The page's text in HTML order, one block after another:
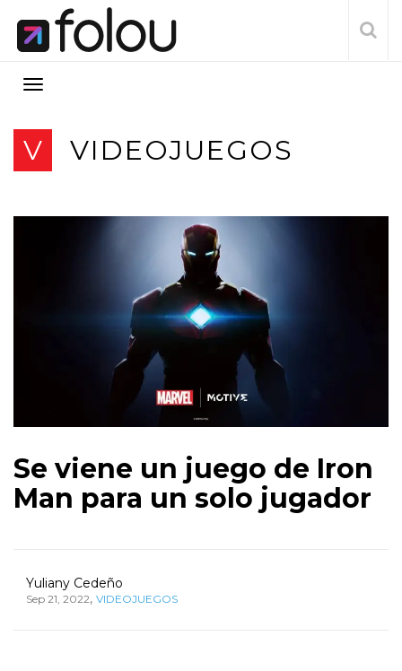
V VIDEOJUEGOS
Se viene un juego de Iron
Man para un solo jugador
Yuliany Cedeño
Sep 21, 2022, VIDEOJUEGOS